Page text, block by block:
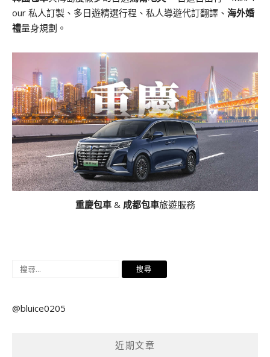
our 私人訂製、多日遊精選行程、私人導遊代訂翻譯、 海外婚
禮量身規劃。
重慶包車& 成都包車旅遊服務
搜
鍵
@bluice0205
近期文章